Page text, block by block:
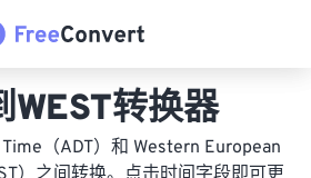
WEST转换器
（ADT）和 Western European